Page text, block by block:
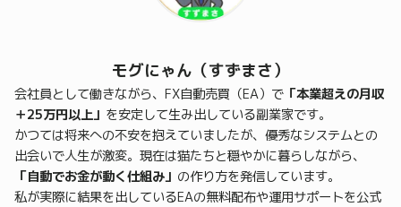
モグにゃん（すずまさ）
会社員として働きながら、FX自動売買（EA）で 「本業超えの月収
＋25万円以上」 を安定して生み出している副業家です。
かつては将来への不安を抱えていましたが、優秀なシステムとの
出会いで人生が激変。現在は猫たちと穏やかに暮らしながら、
「自動でお金が動く仕組み」 の作り方を発信しています。
私が実際に結果を出しているEAの無料配布や運用サポートを公式